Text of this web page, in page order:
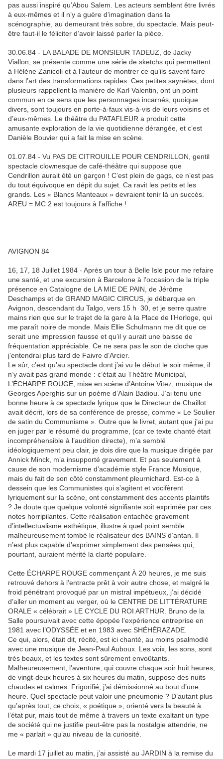
pas aussi inspiré qu’Abou Salem. Les acteurs semblent être livrés
à eux-mêmes et il n’y a guère d’imagination dans la
scénographie, au demeurant très sobre, du spectacle. Mais peut-
être faut-il le féliciter d’avoir laissé parler la pièce.
30.06.84 - LA BALADE DE MONSIEUR TADEUZ, de Jacky
Viallon, se présente comme une série de sketchs qui permettent
à Hélène Zanicoli et à l’auteur de montrer ce qu’ils savent faire
dans l’art des transformations rapides. Ces petites saynètes, dont
plusieurs rappellent la manière de Karl Valentin, ont un point
commun en ce sens que les personnages incarnés, quoique
divers, sont toujours en porte-à-faux vis-à-vis de leurs voisins et
d’eux-mêmes. Le théâtre du PATAFLEUR a produit cette
amusante exploration de la vie quotidienne dérangée, et c’est
Danièle Bouvier qui a fait la mise en scène.
01.07.84 - Vu PAS DE CITROUILLE POUR CENDRILLON, gentil
spectacle clownesque de café-théâtre qui suppose que
Cendrillon aurait été un garçon ! C’est plein de gags, ce n’est pas
du tout équivoque en dépit du sujet. Ca ravit les petits et les
grands. Les « Blancs Manteaux » devraient tenir là un succès.
AREU = MC 2 est toujours à l’affiche !
AVIGNON 84
16, 17, 18 Juillet 1984 - Après un tour à Belle Isle pour me refaire
une santé, et une excursion à Barcelone à l’occasion de la triple
présence en Catalogne de LA MIE DE PAIN, de Jérôme
Deschamps et de GRAND MAGIC CIRCUS, je débarque en
Avignon, descendant du Talgo, vers 15 h 30, et je serre quatre
mains rien que sur le trajet de la gare à la Place de l’Horloge, qui
me paraît noire de monde. Mais Ellie Schulmann me dit que ce
serait une impression fausse et qu’il y aurait une baisse de
fréquentation appréciable. Ce ne sera pas le son de cloche que
j’entendrai plus tard de Faivre d’Arcier.
Le sûr, c’est qu’au spectacle dont j’ai vu le début le soir même, il
n’y avait pas grand monde : c’était au Théâtre Municipal,
L’ÉCHARPE ROUGE, mise en scène d’Antoine Vitez, musique de
Georges Aperghis sur un poème d’Alain Badiou. J’ai tenu une
bonne heure à ce spectacle lyrique que le Directeur de Chaillot
avait décrit, lors de sa conférence de presse, comme « Le Soulier
de satin du Communisme ». Outre que le livret, autant que j’ai pu
en juger par le résumé du programme, (car ce texte chanté était
incompréhensible à l’audition directe), m’a semblé
idéologiquement peu clair, je dois dire que la musique dirigée par
Annick Minck, m’a insupporté gravement. Et pas seulement à
cause de son modernisme d’académie style France Musique,
mais du fait de son côté constamment pleurnichard. Est-ce à
dessein que les Communistes qui s’agitent et vocifèrent
lyriquement sur la scène, ont constamment des accents plaintifs
? Je doute que quelque volonté signifiante soit exprimée par ces
notes horripilantes. Cette réalisation entachée gravement
d’intellectualisme esthétique, illustre à quel point semble
malheureusement tombé le réalisateur des BAINS d’antan. Il
n’est plus capable d’exprimer simplement des pensées qui,
pourtant, auraient mérité la clarté populaire.
Cette ÉCHARPE ROUGE commençant À 20 heures, je me suis
retrouvé dehors à l’entracte prêt à voir autre chose, et malgré le
froid pénétrant provoqué par un mistral impétueux, j’ai décidé
d’aller un moment au verger, où le CENTRE DE LITTÉRATURE
ORALE « célébrait » LE CYCLE DU ROI ARTHUR. Bruno de la
Salle poursuivait avec cette épopée l’expérience entreprise en
1981 avec l’ODYSSÉE et en 1983 avec SHÉHÉRAZADE.
Ce qui, alors, était dit, récité, est ici chanté, au moins psalmodié
avec une musique de Jean-Paul Auboux. Les voix, les sons, sont
très beaux, et les textes sont sûrement envoûtants.
Malheureusement, l’aventure, qui couvre chaque soir huit heures,
de vingt-deux heures à six heures du matin, suppose des nuits
chaudes et calmes. Frigorifié, j’ai démissionné au bout d’une
heure. Quel spectacle peut valoir une pneumonie ? D’autant plus
qu’après tout, ce choix, « poétique », orienté vers la beauté à
l’état pur, mais tout de même à travers un texte exaltant un type
de société qui ne justifie peut-être pas la nostalgie attendrie, ne
me « parlait » qu’au niveau de la curiosité.
Le mardi 17 juillet au matin, j’ai assisté au JARDIN à la remise du